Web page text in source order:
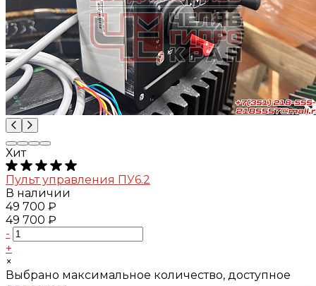
Хит
Пульт управления ПУ6.2
В наличии
49 700 ₽
49 700 ₽
-
+
×
Выбрано максимальное количество, доступное